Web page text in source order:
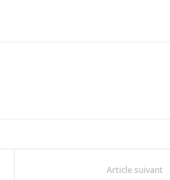
Article suivant